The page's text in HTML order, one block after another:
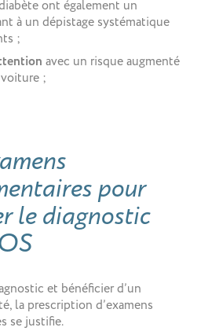
ont également un
à un dépistage systématique
;
avec un risque augmenté
;
pour
le diagnostic
et bénéficier d’un
la prescription d’examens
se justifie.